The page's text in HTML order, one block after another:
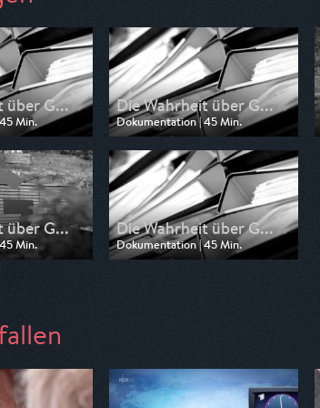
über G...
Min.
Die Wahrheit über G...
Dokumentation | 45 Min.
Ausgestrahlt von Tagesschau24
am 18.07.2026, 21:47
über G...
Min.
Die Wahrheit über G...
Dokumentation | 45 Min.
Ausgestrahlt von ARD